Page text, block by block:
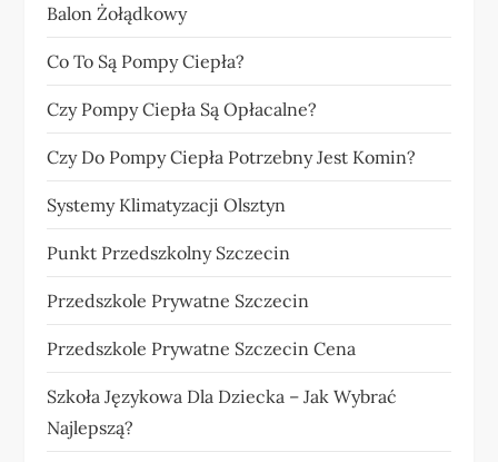
Balon Żołądkowy
Co To Są Pompy Ciepła?
Czy Pompy Ciepła Są Opłacalne?
Czy Do Pompy Ciepła Potrzebny Jest Komin?
Systemy Klimatyzacji Olsztyn
Punkt Przedszkolny Szczecin
Przedszkole Prywatne Szczecin
Przedszkole Prywatne Szczecin Cena
Szkoła Językowa Dla Dziecka – Jak Wybrać
Najlepszą?